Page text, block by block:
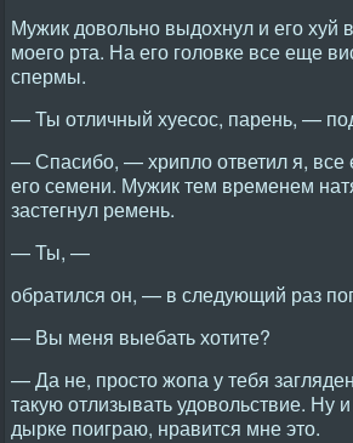
Мужик довольно выдохнул и его хуй
моего рта. На его головке все еще
спермы.
— Ты отличный хуесос, парень, —
— Спасибо, — хрипло ответил я, все
его семени. Мужик тем временем
застегнул ремень.
— Ты, —
обратился он, — в следующий раз
— Вы меня выебать хотите?
— Да не, просто жопа у тебя
такую отлизывать удовольствие. Ну
дырке поиграю, нравится мне это.